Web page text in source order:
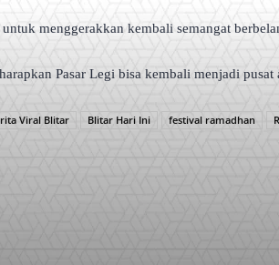
menggerakkan kembali semangat
Pasar Legi bisa kembali menjadi
Viral Blitar Blitar Hari Ini festival ramadhan